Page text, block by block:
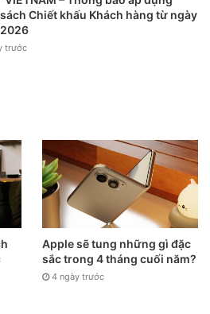
cùng 4 màu trắng, đen, xanh
Chiết khấu Khách hàng từ ngày
trước
Apple sẽ tung những gì đặc
sắc trong 4 tháng cuối năm?
4 ngày trước